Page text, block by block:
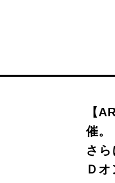
【
催。
さ
Ｄ